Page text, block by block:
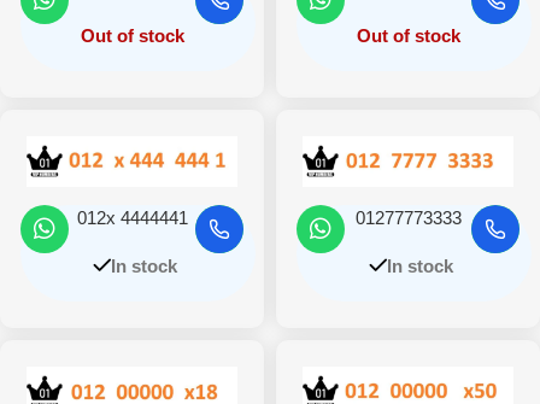
Out of stock
Out of stock
01277773333
In stock
012x 4444441
In stock